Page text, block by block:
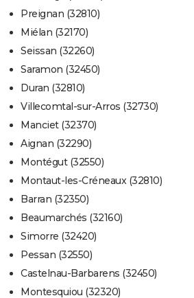
Preignan (32810)
Miélan (32170)
Seissan (32260)
Saramon (32450)
Duran (32810)
Villecomtal-sur-Arros (32730)
Manciet (32370)
Aignan (32290)
Montégut (32550)
Montaut-les-Créneaux (32810)
Barran (32350)
Beaumarchés (32160)
Simorre (32420)
Pessan (32550)
Castelnau-Barbarens (32450)
Montesquiou (32320)